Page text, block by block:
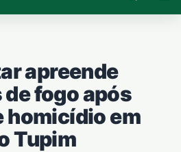
apreende
fogo após
homicídio em
Tupim